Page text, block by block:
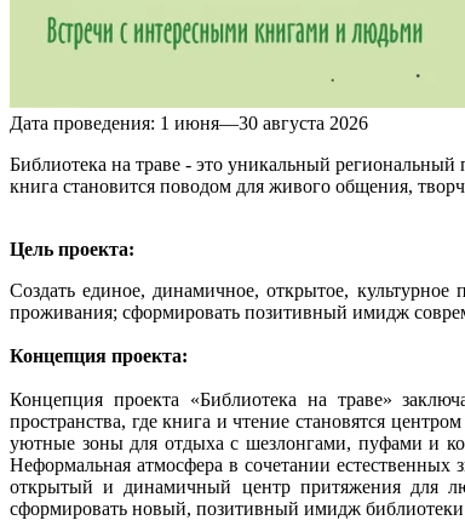
Дата проведения: 1 июня—30 августа 2026
Библиотека на траве - это уникальный
книга становится поводом для живого общения,
Цель проекта:
Создать единое, динамичное, открытое,
проживания; сформировать позитивный имидж
Концепция проекта:
Концепция проекта «Библиотека на траве»
пространства, где книга и чтение становятся
уютные зоны для отдыха с шезлонгами, пуфами и
Неформальная атмосфера в сочетании
открытый и динамичный центр притяжения для
сформировать новый, позитивный имидж библиотеки